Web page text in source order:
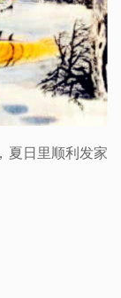
夏日里顺利发家